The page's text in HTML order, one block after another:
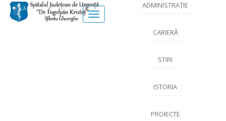
Meniu
ADMINISTRAȚIE
CARIERĂ
STIRI
ISTORIA
PROIECTE